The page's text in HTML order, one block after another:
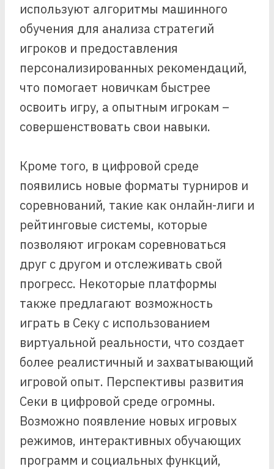
используют алгоритмы машинного
обучения для анализа стратегий
игроков и предоставления
персонализированных рекомендаций,
что помогает новичкам быстрее
освоить игру, а опытным игрокам –
совершенствовать свои навыки.
Кроме того, в цифровой среде
появились новые форматы турниров и
соревнований, такие как онлайн-лиги и
рейтинговые системы, которые
позволяют игрокам соревноваться
друг с другом и отслеживать свой
прогресс. Некоторые платформы
также предлагают возможность
играть в Секу с использованием
виртуальной реальности, что создает
более реалистичный и захватывающий
игровой опыт. Перспективы развития
Секи в цифровой среде огромны.
Возможно появление новых игровых
режимов, интерактивных обучающих
программ и социальных функций,